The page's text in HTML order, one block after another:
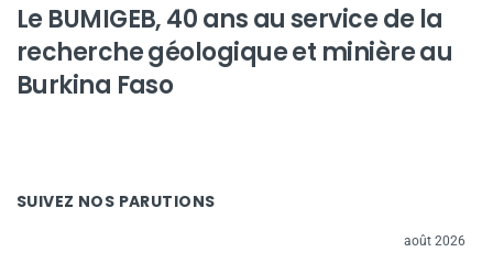
Le BUMIGEB, 40 ans au service de la
recherche géologique et minière au
Burkina Faso
SUIVEZ NOS PARUTIONS
août 2026